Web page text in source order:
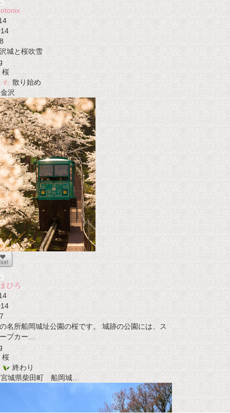
8
城と桜吹雪
桜
散り始め
沢
ひろ
7
名所船岡城址公園の桜です。 城跡の公園には、ス
プカー…
桜
終わり
城県柴田町 船岡城…